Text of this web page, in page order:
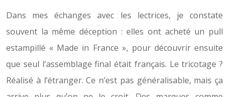
Dans mes échanges avec les lectrices, je constate
souvent la même déception : elles ont acheté un pull
estampillé « Made in France », pour découvrir ensuite
que seul l’assemblage final était français. Le tricotage ?
Réalisé à l’étranger. Ce n’est pas généralisable, mais ça